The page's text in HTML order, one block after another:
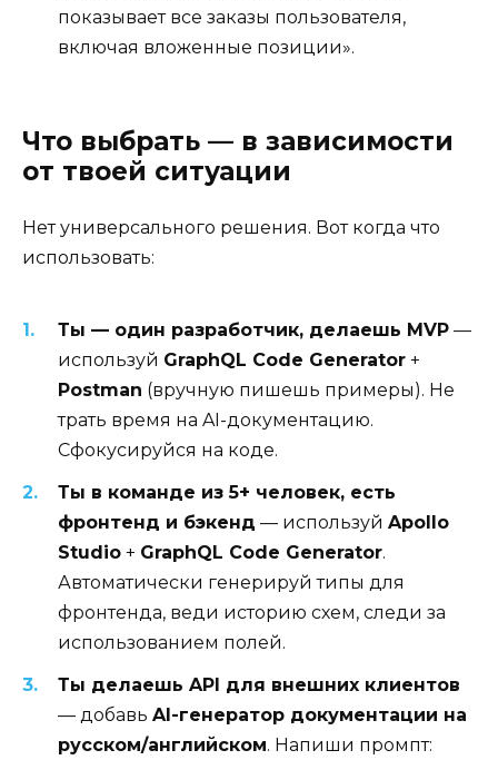
показывает все заказы пользователя,
включая вложенные позиции».
Что выбрать — в зависимости
от твоей ситуации
Нет универсального решения. Вот когда что
использовать:
Ты — один разработчик, делаешь MVP —
используй GraphQL Code Generator +
Postman (вручную пишешь примеры). Не
трать время на AI-документацию.
Сфокусируйся на коде.
Ты в команде из 5+ человек, есть
фронтенд и бэкенд — используй Apollo
Studio + GraphQL Code Generator.
Автоматически генерируй типы для
фронтенда, веди историю схем, следи за
использованием полей.
Ты делаешь API для внешних клиентов
— добавь AI-генератор документации на
русском/английском. Напиши промпт: